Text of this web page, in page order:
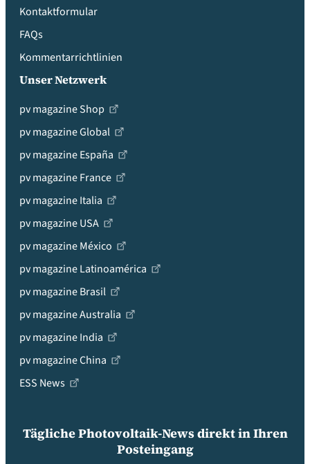
Kontaktformular
FAQs
Kommentarrichtlinien
Unser Netzwerk
pv magazine Shop
pv magazine Global
pv magazine España
pv magazine France
pv magazine Italia
pv magazine USA
pv magazine México
pv magazine Latinoamérica
pv magazine Brasil
pv magazine Australia
pv magazine India
pv magazine China
ESS News
Tägliche Photovoltaik-News direkt in Ihren
Posteingang